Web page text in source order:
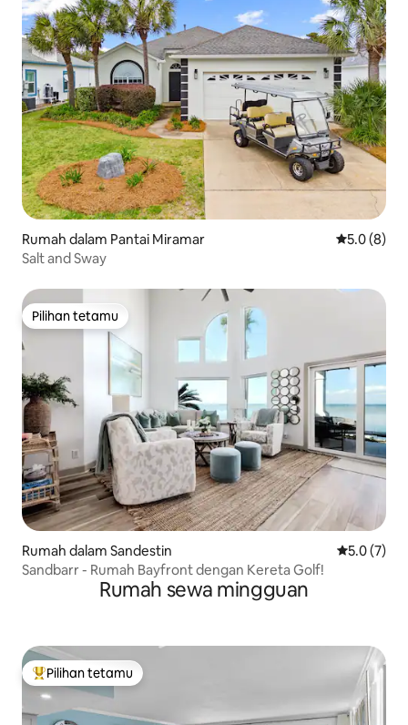
Rumah dalam Pantai Miramar Penarafan
5.0 (8)
Salt and Sway
Pilihan tetamu
Pilihan tetamu
Rumah dalam Sandestin Penarafan
5.0 (7)
Sandbarr - Rumah Bayfront dengan Kereta Golf!
Rumah sewa mingguan
Pilihan utama tetamu
Pilihan tetamu